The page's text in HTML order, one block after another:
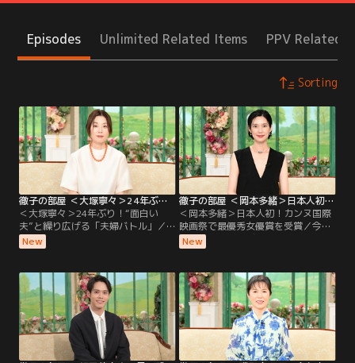
Episodes Unlimited Related Items PPV Related
Sorting
徹子の部屋 ＜大塚寧々＞24年ぶり！“面白い夫”と繰り広げる「夫婦バトル」（2026/08/05放送分）
＜大塚寧々＞24年ぶり！“面白い
夫”と繰り広げる「夫婦バトル」／
なんと24年ぶりの出演！透明感のあ
る独特の魅力で、ドラマや映画で活
さんは黒柳と小中高が同じ学校で、
自慢の後輩！現在58歳になる大塚さ
んの初出演は28年前、人生で最大
に“太っていた”という理由が…！？
2002年に結婚した夫は、俳優の田辺
誠一さん。
New
徹子の部屋 ＜岡本多緒＞日本人初！カンヌ国際映画祭で最優秀女優賞を受賞（2026/08/04放送分）
＜岡本多緒＞日本人初！カンヌ国際
映画祭で最優秀女優賞を受賞／今日
のゲストは、モデル・俳優として世
界で活躍する岡本多緒さん。映画
初となるカンヌ国際映画祭の最優秀
女優賞を受賞する快挙を成し遂げ
た。パリ、ニューヨーク、ミラノ、
ロンドンの世界4大コレクションで
活躍するトップモデルだが…。
New